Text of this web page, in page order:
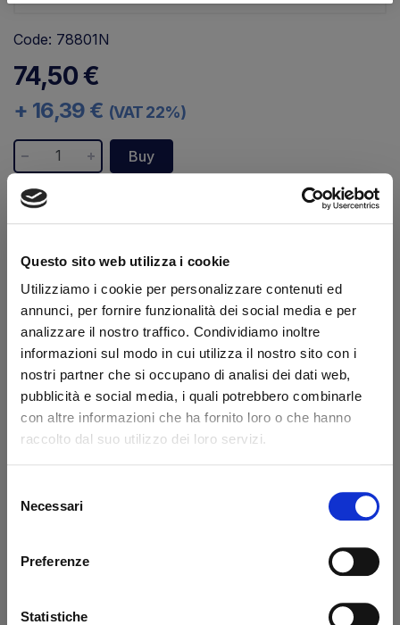
Questo sito web utilizza i cookie
Utilizziamo i cookie per personalizzare contenuti ed
annunci, per fornire funzionalità dei social media e per
analizzare il nostro traffico. Condividiamo inoltre
informazioni sul modo in cui utilizza il nostro sito con i
nostri partner che si occupano di analisi dei dati web,
pubblicità e social media, i quali potrebbero combinarle
con altre informazioni che ha fornito loro o che hanno
raccolto dal suo utilizzo dei loro servizi.
delNecessari
Preferenze
Statistiche
Code: 78801N
74,50 €
+ 16,39 € (VAT 22%)
Buy
Secure transaction
Do you have a VAT number?
What they say about us
Excellent
business profile source
Excellent service - the ordered
knowledgeable, even in guiding me to